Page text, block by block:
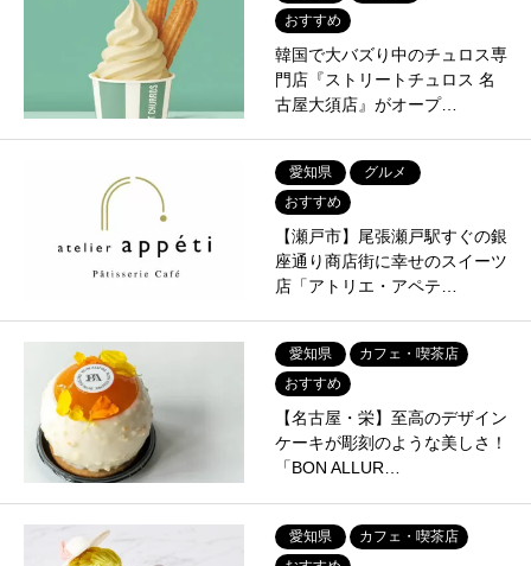
おすすめ
韓国で大バズり中のチュロス専
門店『ストリートチュロス 名
古屋大須店』がオープ…
愛知県
グルメ
おすすめ
【瀬戸市】尾張瀬戸駅すぐの銀
座通り商店街に幸せのスイーツ
店「アトリエ・アペテ…
愛知県
カフェ・喫茶店
おすすめ
【名古屋・栄】至高のデザイン
ケーキが彫刻のような美しさ！
「BON ALLUR…
愛知県
カフェ・喫茶店